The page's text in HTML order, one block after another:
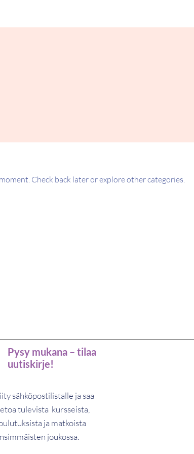
Check back later or explore other categories.
Pysy mukana – tilaa
uutiskirje!
sähköpostilistalle ja saa
tulevista kursseista,
ja matkoista
joukossa.